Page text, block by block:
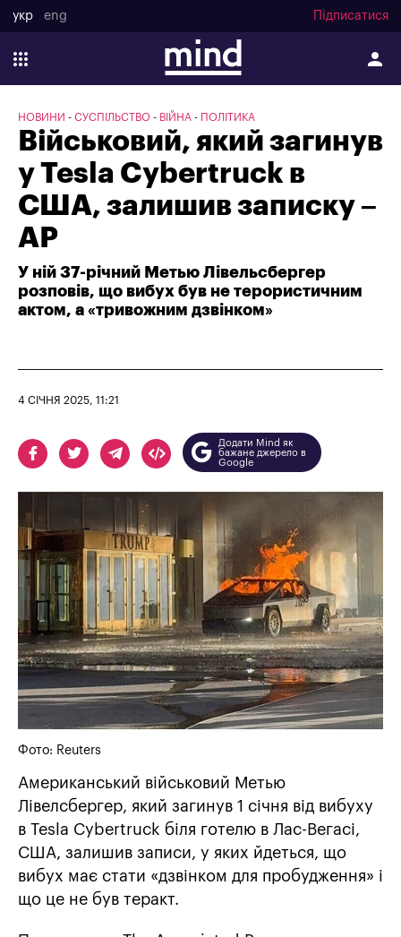
укр eng Підписатися
НОВИНИ СУСПІЛЬСТВО ВІЙНА ПОЛІТИКА
Військовий, який загинув
у Tesla Cybertruck в
США, залишив записку –
AP
У ній 37-річний Метью Лівельсбергер
розповів, що вибух був не терористичним
актом, а «тривожним дзвінком»
4 СІЧНЯ 2025, 11:21
Додати Mind як
бажане джерело в
Google
Фото: Reuters
Американський військовий Метью
Лівелсбергер, який загинув 1 січня від вибуху
в Tesla Cybertruck біля готелю в Лас-Вегасі,
США, залишив записи, у яких йдеться, що
вибух має стати «дзвінком для пробудження» і
що це не був теракт.